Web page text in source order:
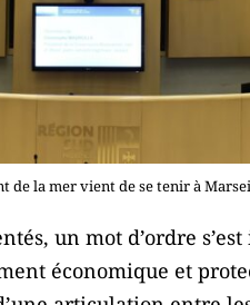
de la mer vient de se tenir à
un mot d’ordre
économique et